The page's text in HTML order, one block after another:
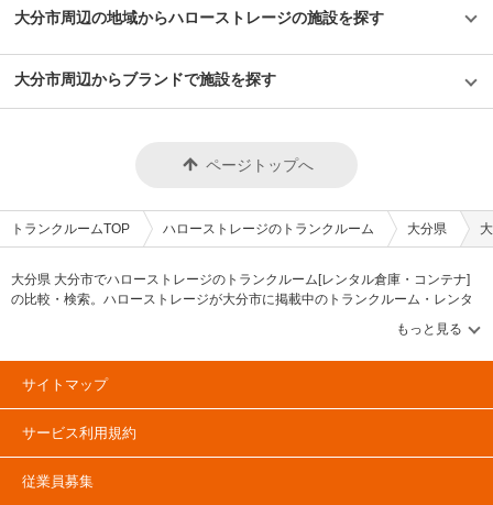
います。これからバイクを購入する方はお問い合わせの際にお知らせくださ
い。時期によっては月額使用料や事務手数料がお得になるキャンペーンも実
用スペースを管理しているエリアリンク株式会社。2016年頃、西東京エリ
マザーズ上場企業が運営しているバイク専用のスペースなので、安心して利
かった」という声も多く、衣類や本などの趣味や生活用品を自宅以外の押入
れに入れておく感覚で中長期的に利用されている傾向があります。 セキュ
ビができないように温度調整が必要で、その鍵を握るのが、各階に数点設置
ことはもちろん、小さなトラブルでも問い合わせれば、自社の物件管理部隊
リを使って施設のエントランスキーを解錠でき、スタッフの立会いがなくて
もスムーズに内覧できます。また、Webやスマホのみでも契約申し込みが
わせください。 編集後記 誰もが知っているキャラクター「キティちゃん」
がビル正面に大きく貼られているトランクハウス24。インパクトがありな
開始した新しいトランクルームのサービスだが、そのはじめたきっかけをお
という声が返ってきた。もともと同社は屋外のコンテナ型トランクルームで
国内トップシェアを誇る企業だが、郊外にあることも多く、車を利用して自
イメージも安心のセキュリティやクリーンで清潔な部屋といった機能面でも
©1976,2019SANRIOCO.,LTD.APPROVALNO.G601228
大分市周辺の地域からハローストレージの施設を探す
大分市周辺からブランドで施設を探す
ページトップへ
トランクルームTOP ハローストレージのトランクルーム 大分県
大分県 大分市でハローストレージのトランクルーム[レンタル倉庫・コンテナ]
の比較・検索。ハローストレージが大分市に掲載中のトランクルーム・レンタ
ル倉庫・レンタルコンテナなどの収納スペースを、借りたい地域から探して、
広さ・料金[賃料]・セキュリティ・空調完備・24時間出し入れ可能などの希望条
件で絞込み！豊富な物件数から様々な方法でご希望の収納スペースを簡単に探
せるトランクルーム情報サイトです。ハローストレージで気になるトランクル
サイトマップ
サービス利用規約
従業員募集